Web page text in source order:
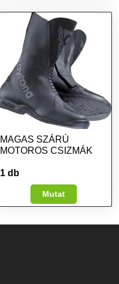
MAGAS SZÁRÚ
MOTOROS CSIZMÁK
1 db
Mutat